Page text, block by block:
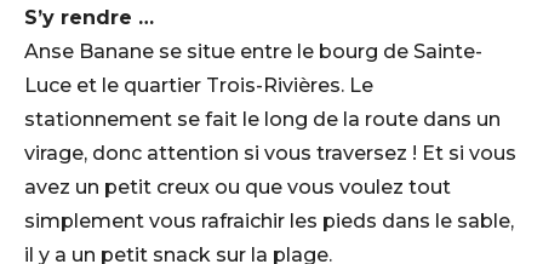
S’y rendre …
Anse Banane se situe entre le bourg de Sainte-
Luce et le quartier Trois-Rivières. Le
stationnement se fait le long de la route dans un
virage, donc attention si vous traversez ! Et si vous
avez un petit creux ou que vous voulez tout
simplement vous rafraichir les pieds dans le sable,
il y a un petit snack sur la plage.